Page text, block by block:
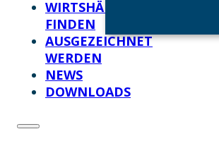
WIRTSHÄUSER
FINDEN
AUSGEZEICHNET
WERDEN
NEWS
DOWNLOADS